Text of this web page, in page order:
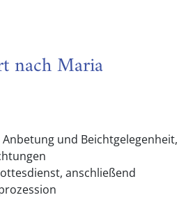
nach Maria
und Beichtgelegenheit,
anschließend